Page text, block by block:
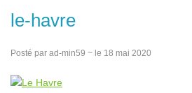
le-havre
Posté par ad-min59 ~ le 18 mai 2020